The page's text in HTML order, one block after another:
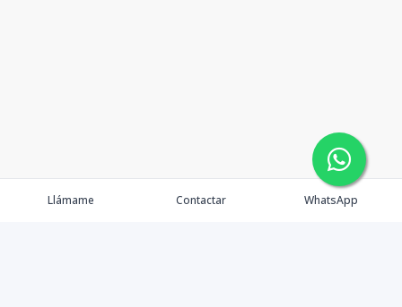
Llámame Contactar WhatsApp